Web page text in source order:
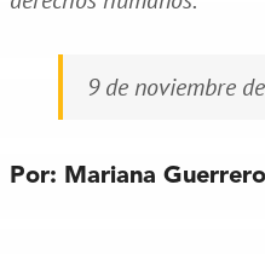
9 de noviembre
Por: Mariana